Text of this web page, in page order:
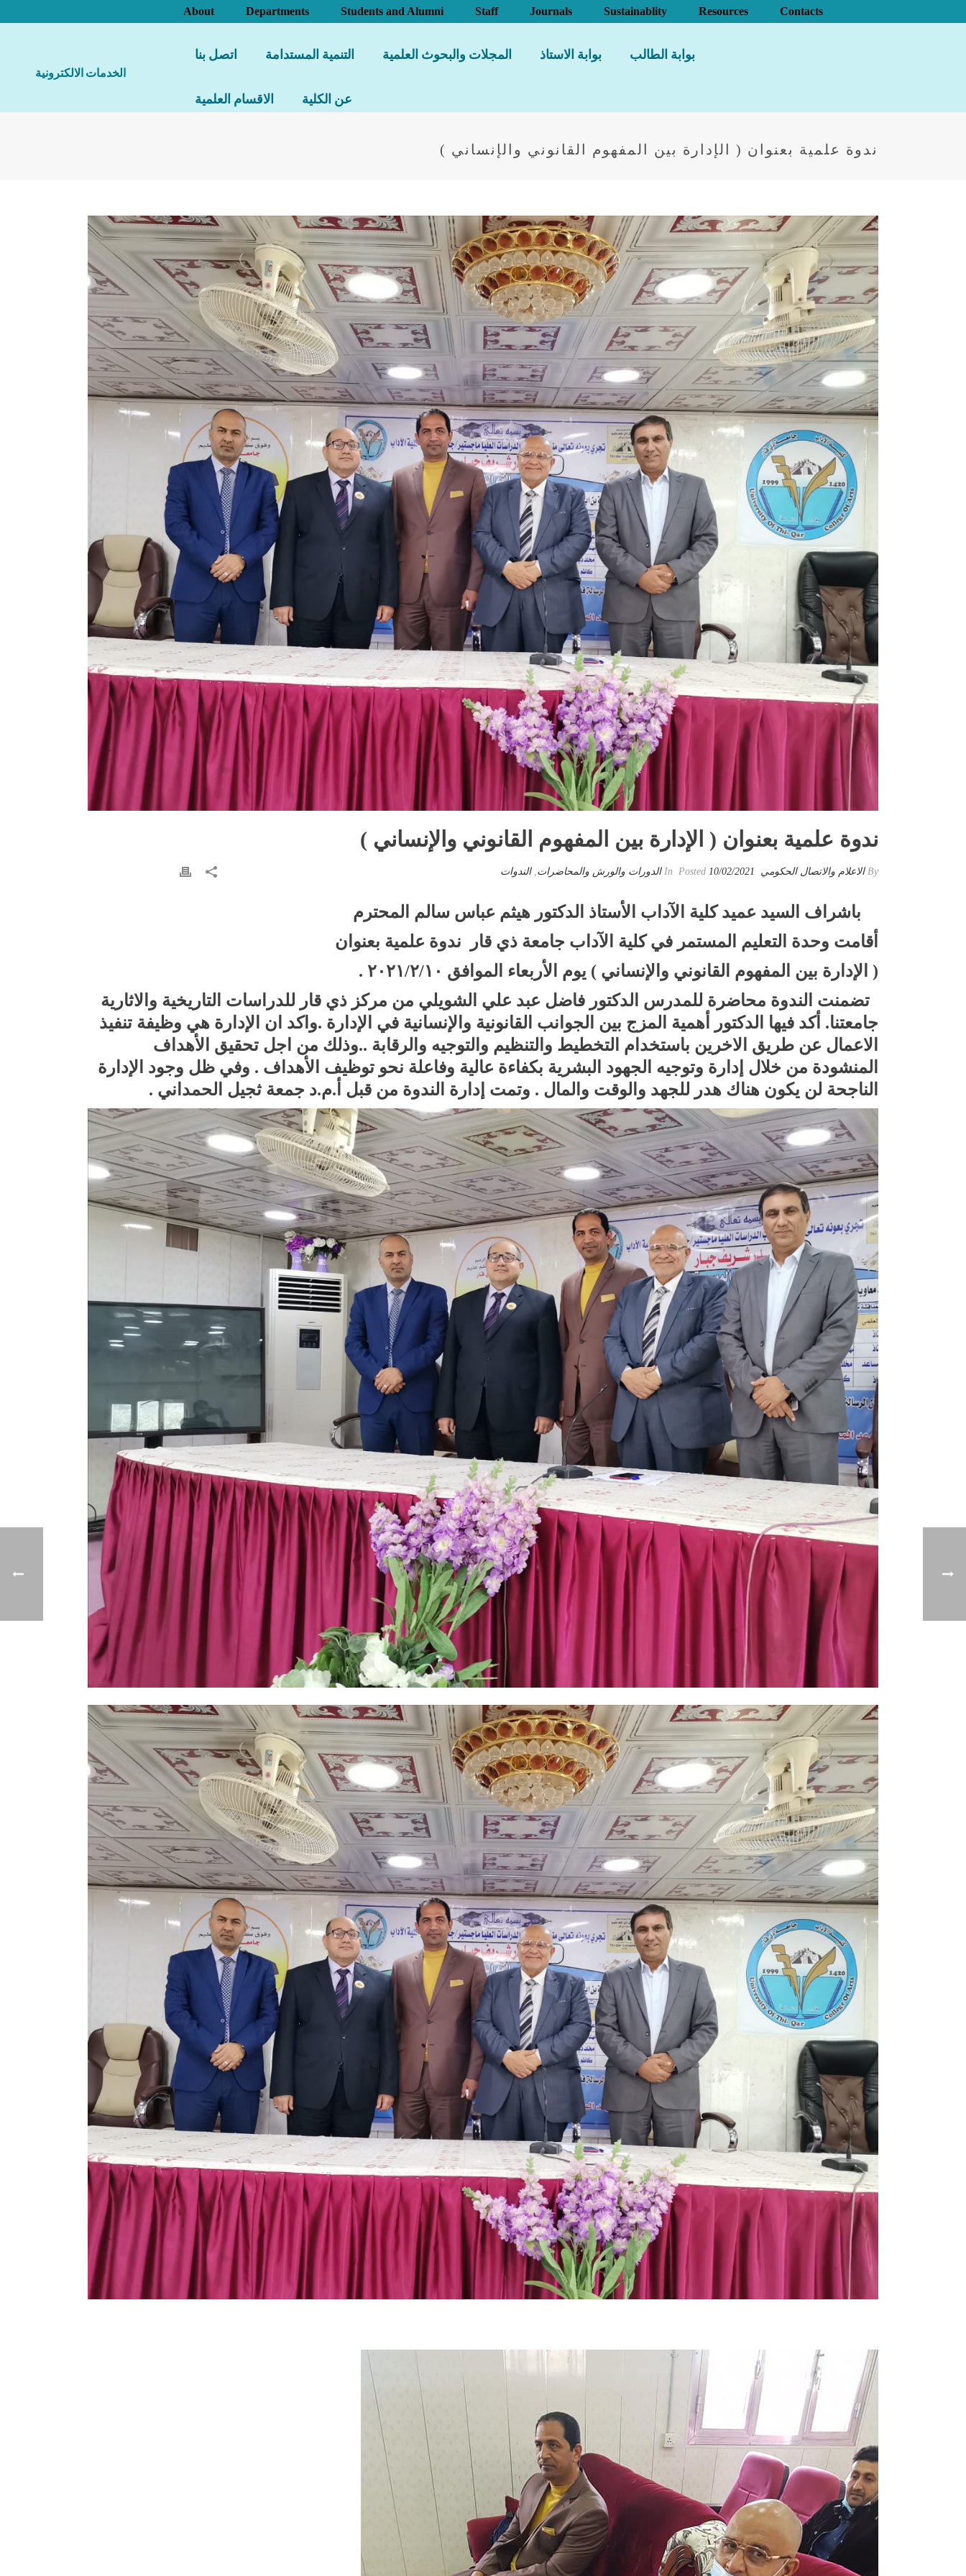
About Departments Students and Alumni Staff Journals Sustainablity Resources Contacts
الخدمات الالكترونية
اتصل بنا التنمية المستدامة المجلات والبحوث العلمية بوابة الاستاذ بوابة الطالب
الاقسام العلمية عن الكلية
ندوة علمية بعنوان ( الإدارة بين المفهوم القانوني والإنساني )
ندوة علمية بعنوان ( الإدارة بين المفهوم القانوني والإنساني )
By الاعلام والاتصال الحكومي 10/02/2021 الدورات والورش والمحاضرات ,الندوات
باشراف السيد عميد كلية الآداب الأستاذ الدكتور هيثم عباس سالم المحترم
أقامت وحدة التعليم المستمر في كلية الآداب جامعة ذي قار ندوة علمية بعنوان
( الإدارة بين المفهوم القانوني والإنساني ) يوم الأربعاء الموافق ٢٠٢١/٢/١٠ .
تضمنت الندوة محاضرة للمدرس الدكتور فاضل عبد علي الشويلي من مركز ذي قار للدراسات التاريخية والاثارية
جامعتنا. أكد فيها الدكتور أهمية المزج بين الجوانب القانونية والإنسانية في الإدارة .واكد ان الإدارة هي وظيفة تنفيذ
الاعمال عن طريق الاخرين باستخدام التخطيط والتنظيم والتوجيه والرقابة ..وذلك من اجل تحقيق الأهداف
المنشودة من خلال إدارة وتوجيه الجهود البشرية بكفاءة عالية وفاعلة نحو توظيف الأهداف . وفي ظل وجود الإدارة
الناجحة لن يكون هناك هدر للجهد والوقت والمال . وتمت إدارة الندوة من قبل أ.م.د جمعة ثجيل الحمداني .